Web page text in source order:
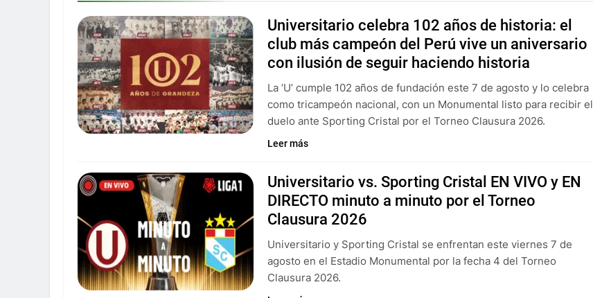
Universitario celebra 102 años de historia: el
club más campeón del Perú vive un aniversario
con ilusión de seguir haciendo historia
La ‘U’ cumple 102 años de fundación este 7 de agosto y lo celebra
como tricampeón nacional, con un Monumental listo para recibir el
duelo ante Sporting Cristal por el Torneo Clausura 2026.
Leer más
Universitario vs. Sporting Cristal EN VIVO y EN
DIRECTO minuto a minuto por el Torneo
Clausura 2026
Universitario y Sporting Cristal se enfrentan este viernes 7 de
agosto en el Estadio Monumental por la fecha 4 del Torneo
Clausura 2026.